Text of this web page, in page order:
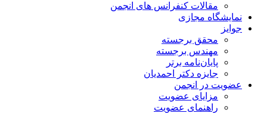
مقالات کنفرانس های انجمن
نمایشگاه مجازی
جوایز
محقق برجسته
مهندس برجسته
پایان‌نامه برتر
جایزه دکتر احمدیان
عضویت در انجمن
مزایای عضویت
راهنمای عضویت